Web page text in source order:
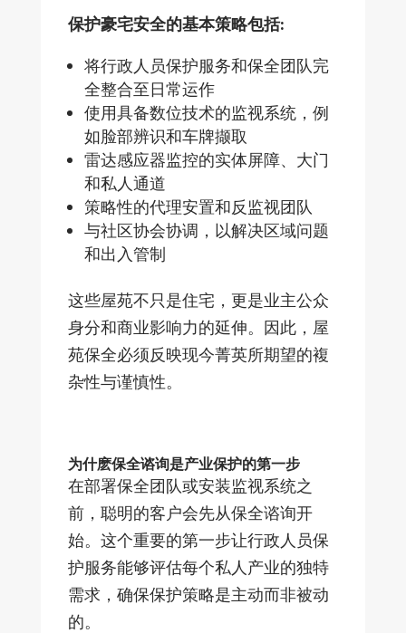
保护豪宅安全的基本策略包括:
将行政人员保护服务和保全团队完
全整合至日常运作
使用具备数位技术的监视系统，例
如脸部辨识和车牌撷取
雷达感应器监控的实体屏障、大门
和私人通道
策略性的代理安置和反监视团队
与社区协会协调，以解决区域问题
和出入管制
这些屋苑不只是住宅，更是业主公众
身分和商业影响力的延伸。因此，屋
苑保全必须反映现今菁英所期望的複
杂性与谨慎性。
为什麽保全谘询是产业保护的第一步
在部署保全团队或安装监视系统之
前，聪明的客户会先从保全谘询开
始。这个重要的第一步让行政人员保
护服务能够评估每个私人产业的独特
需求，确保保护策略是主动而非被动
的。